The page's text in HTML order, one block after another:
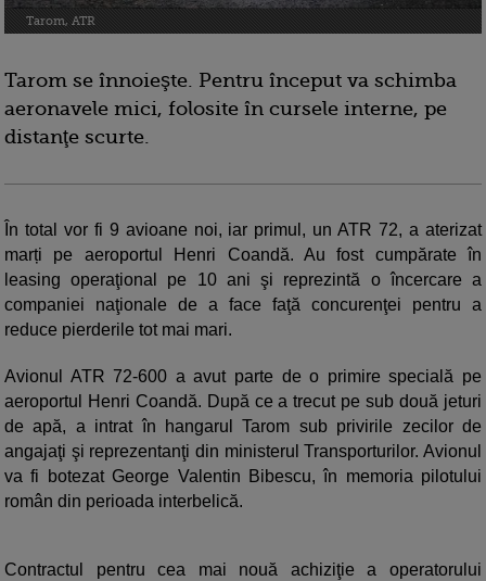
Tarom, ATR
Tarom se înnoieşte. Pentru început va schimba
aeronavele mici, folosite în cursele interne, pe
distanţe scurte.
În total vor fi 9 avioane noi, iar primul, un ATR 72, a aterizat
marți pe aeroportul Henri Coandă. Au fost cumpărate în
leasing operaţional pe 10 ani şi reprezintă o încercare a
companiei naţionale de a face faţă concurenţei pentru a
reduce pierderile tot mai mari.
Avionul ATR 72-600 a avut parte de o primire specială pe
aeroportul Henri Coandă. După ce a trecut pe sub două jeturi
de apă, a intrat în hangarul Tarom sub privirile zecilor de
angajaţi şi reprezentanţi din ministerul Transporturilor. Avionul
va fi botezat George Valentin Bibescu, în memoria pilotului
român din perioada interbelică.
Contractul pentru cea mai nouă achiziţie a operatorului